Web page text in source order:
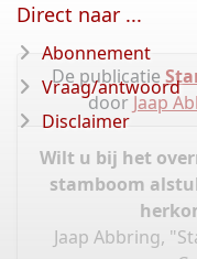
De publicatie
door Jaap
Wilt u bij het
stamboom
Jaap Abbring,
Direct naar ...
Abonnement
Vraag/antwoord
Disclaimer